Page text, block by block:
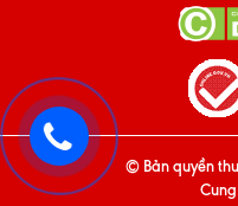
© Bản quyền